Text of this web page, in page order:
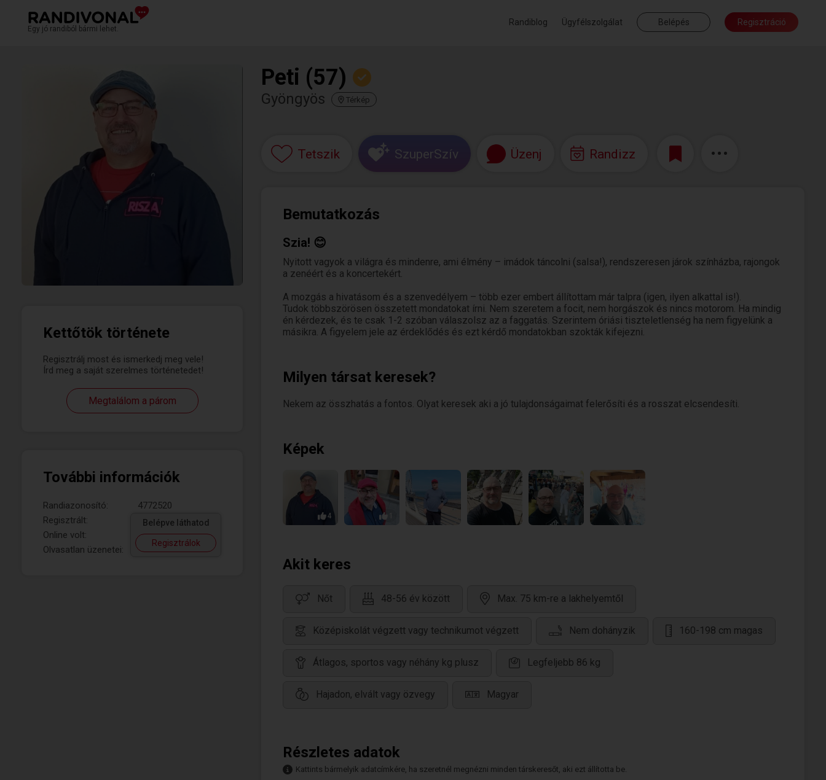
Egy jó randiból bármi lehet.
Randiblog Ügyfélszolgálat Belépés Regisztráció
Kettőtök története
Regisztrálj most és ismerkedj meg vele!
Írd meg a saját szerelmes történetedet!
Megtalálom a párom
További információk
Randiazonosító:
4772520
Regisztrált:
Online volt:
Olvasatlan üzenetei:
Belépve láthatod
Regisztrálok
Peti (57)
Gyöngyös Térkép
Tetszik SzuperSzív Üzenj Randizz
Bemutatkozás
Szia! 😊
Nyitott vagyok a világra és mindenre, ami élmény – imádok táncolni (salsa!), rendszeresen járok színházba, rajongok
a zenéért és a koncertekért.
A mozgás a hivatásom és a szenvedélyem – több ezer embert állítottam már talpra (igen, ilyen alkattal is!).
Tudok többszörösen összetett mondatokat írni. Nem szeretem a focit, nem horgászok és nincs motorom. Ha mindig
én kérdezek, és te csak 1-2 szóban válaszolsz az a faggatás. Szerintem óriási tiszteletlenség ha nem figyelünk a
másikra. A figyelem jele az érdeklődés és ezt kérdő mondatokban szokták kifejezni.
Milyen társat keresek?
Nekem az összhatás a fontos. Olyat keresek aki a jó tulajdonságaimat felerősíti és a rosszat elcsendesíti.
Képek
4
Akit keres
Nőt 48-56 év között Max. 75 km-re a lakhelyemtől
Középiskolát végzett vagy technikumot végzett Nem dohányzik 160-198 cm magas
Átlagos, sportos vagy néhány kg plusz Legfeljebb 86 kg
Hajadon, elvált vagy özvegy Magyar
Részletes adatok
Kattints bármelyik adatcímkére, ha szeretnél megnézni minden társkeresőt, aki ezt állította be.